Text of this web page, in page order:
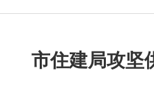
市住建局攻坚